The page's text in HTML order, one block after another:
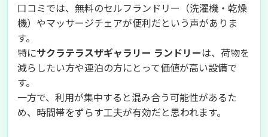
口コミでは、無料のセルフランドリー（洗濯機・乾燥
機）やマッサージチェアが便利だという声がありま
す。
特にサクラテラスザギャラリー ランドリーは、荷物を
減らしたい方や連泊の方にとって価値が高い設備で
す。
一方で、利用が集中すると混み合う可能性があるた
め、時間帯をずらす工夫が有効だと思われます。